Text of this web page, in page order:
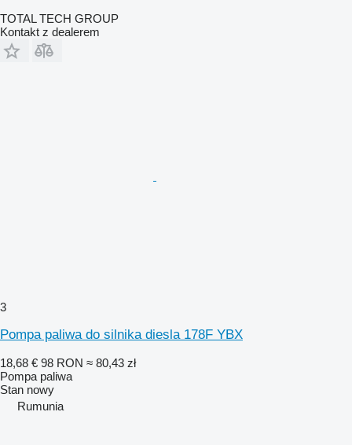
TOTAL TECH GROUP
Kontakt z dealerem
3
Pompa paliwa do silnika diesla 178F YBX
18,68 € 98 RON ≈ 80,43 zł
Pompa paliwa
Stan nowy
Rumunia